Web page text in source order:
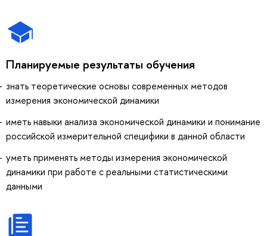
Планируемые результаты обучения
знать теоретические основы современных методов
измерения экономической динамики
иметь навыки анализа экономической динамики и понимание
российской измерительной специфики в данной области
уметь применять методы измерения экономической
динамики при работе с реальными статистическими
данными